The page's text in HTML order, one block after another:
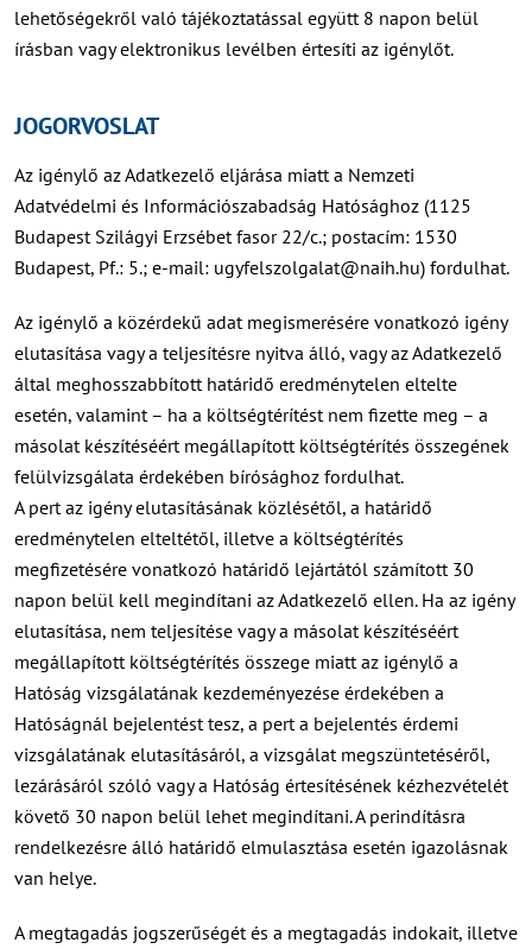
lehetőségekről való tájékoztatással együtt 8 napon belül
írásban vagy elektronikus levélben értesíti az igénylőt.
JOGORVOSLAT
Az igénylő az Adatkezelő eljárása miatt a Nemzeti
Adatvédelmi és Információszabadság Hatósághoz (1125
Budapest Szilágyi Erzsébet fasor 22/c.; postacím: 1530
Budapest, Pf.: 5.; e-mail: ugyfelszolgalat@naih.hu) fordulhat.
Az igénylő a közérdekű adat megismerésére vonatkozó igény
elutasítása vagy a teljesítésre nyitva álló, vagy az Adatkezelő
által meghosszabbított határidő eredménytelen eltelte
esetén, valamint – ha a költségtérítést nem fizette meg – a
másolat készítéséért megállapított költségtérítés összegének
felülvizsgálata érdekében bírósághoz fordulhat.
A pert az igény elutasításának közlésétől, a határidő
eredménytelen elteltétől, illetve a költségtérítés
megfizetésére vonatkozó határidő lejártától számított 30
napon belül kell megindítani az Adatkezelő ellen. Ha az igény
elutasítása, nem teljesítése vagy a másolat készítéséért
megállapított költségtérítés összege miatt az igénylő a
Hatóság vizsgálatának kezdeményezése érdekében a
Hatóságnál bejelentést tesz, a pert a bejelentés érdemi
vizsgálatának elutasításáról, a vizsgálat megszüntetéséről,
lezárásáról szóló vagy a Hatóság értesítésének kézhezvételét
követő 30 napon belül lehet megindítani. A perindításra
rendelkezésre álló határidő elmulasztása esetén igazolásnak
van helye.
A megtagadás jogszerűségét és a megtagadás indokait, illetve